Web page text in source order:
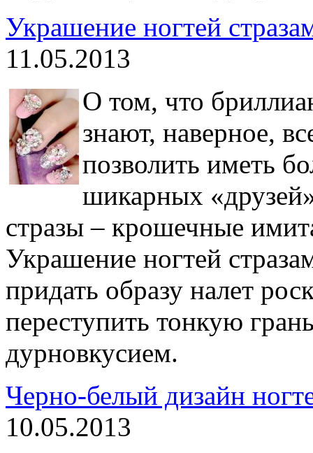
Украшение ногтей
11.05.2013
О том, что
знают, наверное,
позволить иметь
шикарных
стразы – крошечные
Украшение ногтей
придать образу налет
переступить тонкую
дурновкусием.
Черно-белый дизайн
10.05.2013